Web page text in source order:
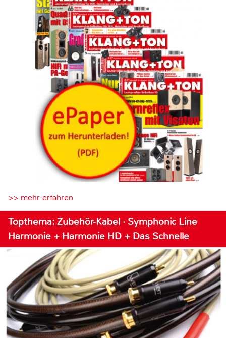
>> mehr erfahren
Topthema: Zubehör-Kabel · Symphonic Line
Harmonie + Harmonie HD + Das Schnelle